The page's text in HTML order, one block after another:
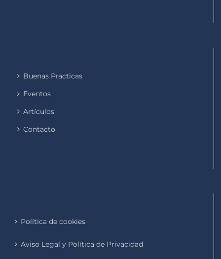
Buenas Practicas
Eventos
Artículos
Contacto
Política de cookies
Aviso Legal y Política de Privacidad